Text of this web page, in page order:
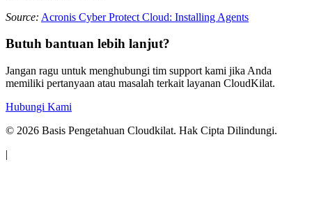
Source: Acronis Cyber Protect Cloud: Installing Agents
Butuh bantuan lebih lanjut?
Jangan ragu untuk menghubungi tim support kami jika Anda
memiliki pertanyaan atau masalah terkait layanan CloudKilat.
Hubungi Kami
© 2026 Basis Pengetahuan Cloudkilat. Hak Cipta Dilindungi.
|